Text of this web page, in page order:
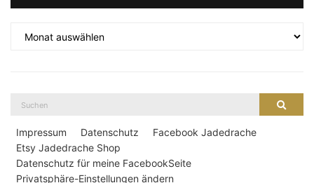
Suche
Impressum Datenschutz
Facebook Jadedrache
Etsy Jadedrache Shop
Datenschutz für meine FacebookSeite
Privatsphäre-Einstellungen ändern